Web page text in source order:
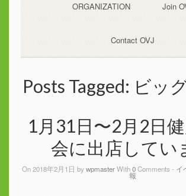
ORGANIZATION Join
Contact OVJ
Posts Tagged: ビッ
1月31日〜2月2日
会に出店してい
On 2018年2月1日 bywpmasterWith0Comments - イ
報